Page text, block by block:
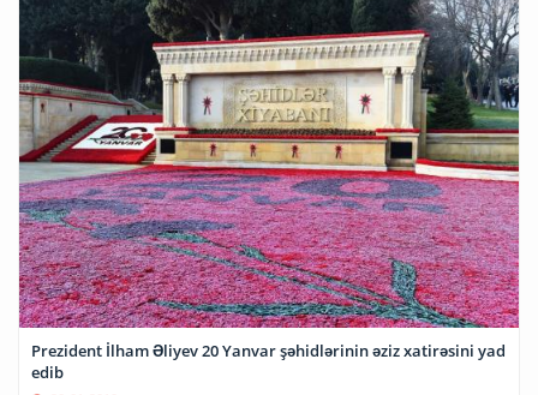
Prezident İlham Əliyev 20 Yanvar şəhidlərinin əziz xatirəsini yad
edib